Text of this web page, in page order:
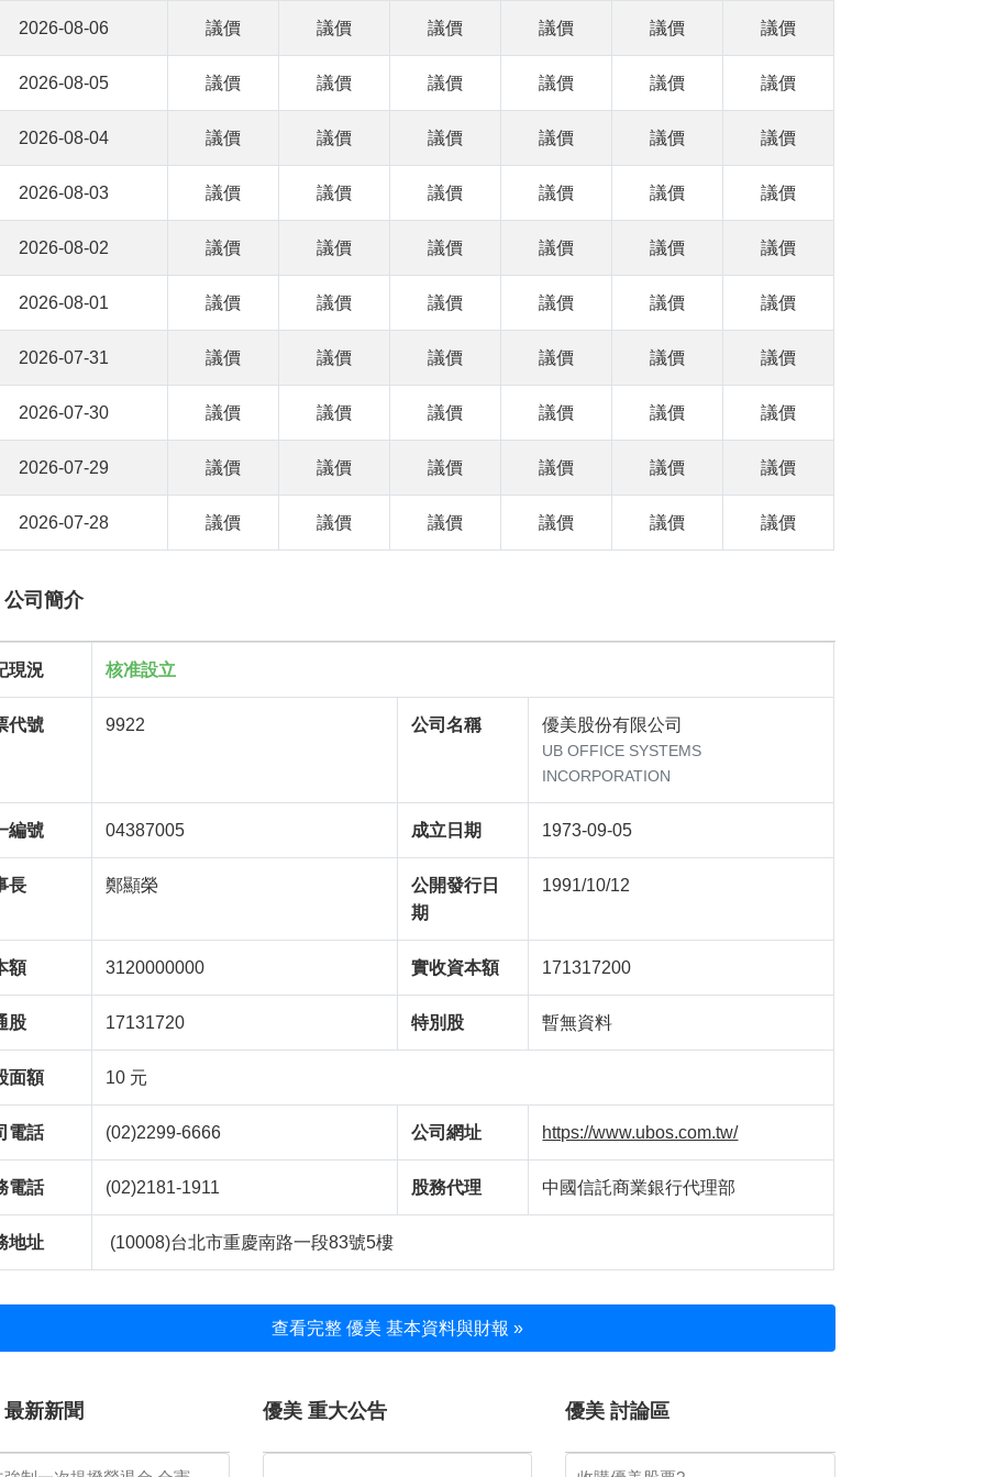
2026-08-06 議價 議價 議價 議價 議價 議價
2026-08-05 議價 議價 議價 議價 議價 議價
2026-08-04 議價 議價 議價 議價 議價 議價
2026-08-03 議價 議價 議價 議價 議價 議價
2026-08-02 議價 議價 議價 議價 議價 議價
2026-08-01 議價 議價 議價 議價 議價 議價
2026-07-31 議價 議價 議價 議價 議價 議價
2026-07-30 議價 議價 議價 議價 議價 議價
2026-07-29 議價 議價 議價 議價 議價 議價
2026-07-28 議價 議價 議價 議價 議價 議價
公司簡介
現況 核准設立
代號 9922 公司名稱 優美股份有限公司
UB OFFICE SYSTEMS
INCORPORATION
編號 04387005 成立日期 1973-09-05
長 鄭顯榮
公開發行日
期
1991/10/12
額 3120000000 實收資本額 171317200
股 17131720 特別股 暫無資料
面額 10 元
電話 (02)2299-6666 公司網址 https://www.ubos.com.tw/
電話 (02)2181-1911 股務代理 中國信託商業銀行代理部
地址 (10008)台北市重慶南路一段83號5樓
查看完整 優美 基本資料與財報 »
新新聞 優美 重大公告 優美 討論區